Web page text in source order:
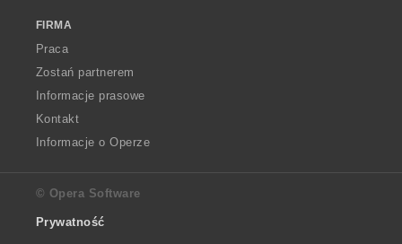
FIRMA
Praca
Zostań partnerem
Informacje prasowe
Kontakt
Informacje o Operze
© Opera Software
Prywatność